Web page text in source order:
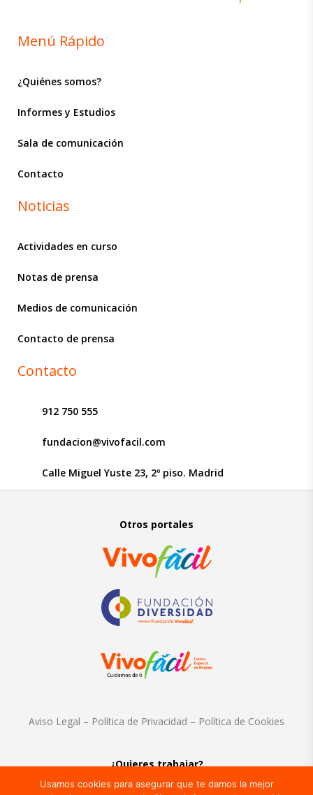
Menú Rápido
¿Quiénes somos?
Informes y Estudios
Sala de comunicación
Contacto
Noticias
Actividades en curso
Notas de prensa
Medios de comunicación
Contacto de prensa
Contacto
912 750 555
fundacion@vivofacil.com
Calle Miguel Yuste 23, 2º piso. Madrid
Otros portales
Aviso Legal – Política de Privacidad – Política de Cookies
¿Quieres trabajar?
Usamos cookies para asegurar que te damos la mejor